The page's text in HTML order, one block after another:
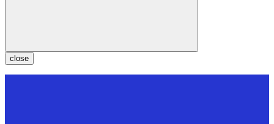
close